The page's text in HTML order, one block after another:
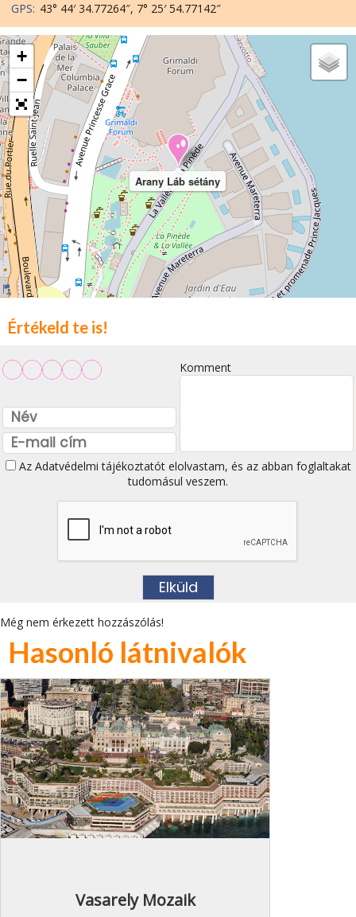
GPS: 43° 44′ 34.77264″, 7° 25′ 54.77142″
Arany Láb sétány
+
−
Értékeld te is!
Komment
Az Adatvédelmi tájékoztatótelolvastam, és az abban foglaltakat
tudomásul veszem.
Még nem érkezett hozzászólás!
Hasonló látnivalók
Vasarely Mozaik